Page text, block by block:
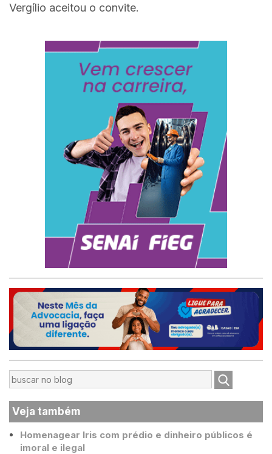
Vergílio aceitou o convite.
Veja também
Homenagear Iris com prédio e dinheiro públicos é
imoral e ilegal